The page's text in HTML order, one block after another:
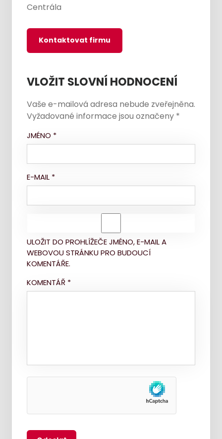
Centrála
Kontaktovat firmu
VLOŽIT SLOVNÍ HODNOCENÍ
Vaše e-mailová adresa nebude zveřejněna.
Vyžadované informace jsou označeny *
JMÉNO *
E-MAIL *
ULOŽIT DO PROHLÍŽEČE JMÉNO, E-MAIL A
WEBOVOU STRÁNKU PRO BUDOUCÍ
KOMENTÁŘE.
KOMENTÁŘ *